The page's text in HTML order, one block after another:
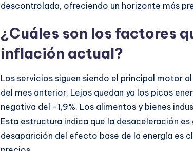
descontrolada, ofreciendo un horizonte más
¿Cuáles son los factores
inflación actual?
Los servicios siguen siendo el principal motor
del mes anterior. Lejos quedan ya los picos
negativa del -1,9%. Los alimentos y bienes
Esta estructura indica que la desaceleración
desaparición del efecto base de la energía es